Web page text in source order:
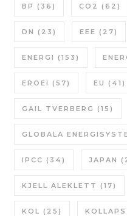
BP (36) CO2 (62)
DN (23) EEE (27)
ENERGI (153)
EROEI (57) EU (41)
GAIL TVERBERG (15)
GLOBALA
IPCC (34) JAPAN
KJELL ALEKLETT (17)
KOL (25) KOLLAPS